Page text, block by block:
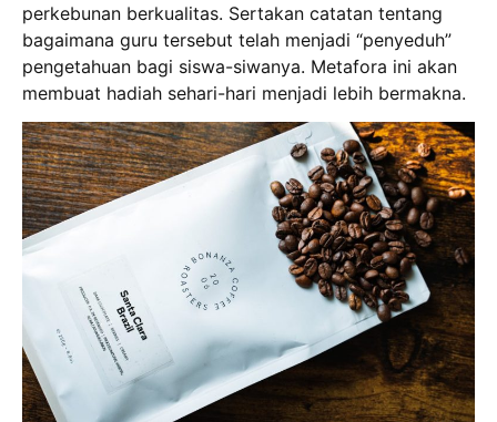
perkebunan berkualitas. Sertakan catatan tentang
bagaimana guru tersebut telah menjadi “penyeduh”
pengetahuan bagi siswa-siwanya. Metafora ini akan
membuat hadiah sehari-hari menjadi lebih bermakna.